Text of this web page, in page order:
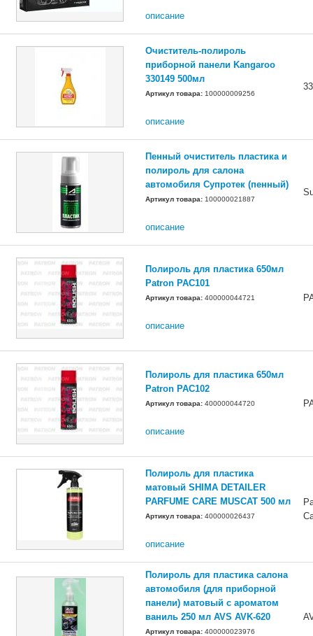
описание
Очиститель-полироль
приборной панели Kangaroo
330149 500мл
Артикул товара: 100000009256
описание
Пенный очиститель пластика и
полироль для салона
автомобиля Супротек (пенный)
Артикул товара: 100000021887
описание
Полироль для пластика 650мл
Patron PAC101
Артикул товара: 400000044721
описание
Полироль для пластика 650мл
Patron PAC102
Артикул товара: 400000044720
описание
Полироль для пластика
матовый SHIMA DETAILER
PARFUME CARE MUSCAT 500 мл
Артикул товара: 400000026437
описание
Полироль для пластика салона
автомобиля (для приборной
панели) матовый с ароматом
ваниль 250 мл AVS AVK-620
Артикул товара: 400000023976